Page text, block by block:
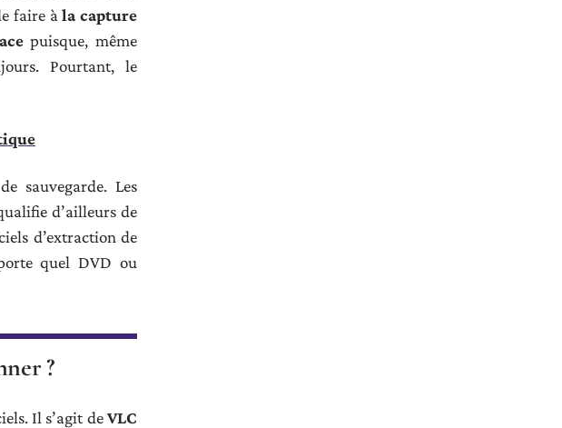
faire àla capture
puisque, même
Pourtant, le
sauvegarde. Les
d’ailleurs de
d’extraction de
quel DVD ou
?
Il s’agit deVLC